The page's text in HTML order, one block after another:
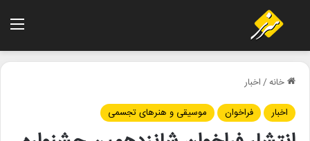
خانه/اخبار
اخبار
فراخوان موسیقی و هنرهای تجسمی